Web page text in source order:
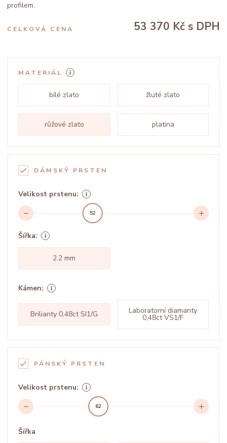
profilem.
CELKOVÁ CENA 53 370 Kč s DPH
MATERIÁL
bílé zlato žluté zlato
růžové zlato platina
DÁMSKÝ PRSTEN
Velikost prstenu:
52
Šířka:
2.2 mm
Kámen:
Brilianty 0,48ct SI1/G Laboratorní diamanty
0,48ct VS1/F
PÁNSKÝ PRSTEN
Velikost prstenu:
62
Šířka